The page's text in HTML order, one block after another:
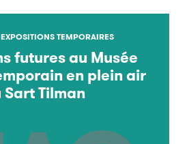
TEMPORAIRES
futures au Musée
en plein air
Sart Tilman